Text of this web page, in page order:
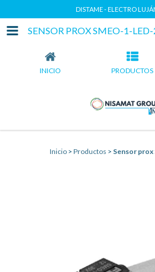
DISTAME - ELECTRO
SENSOR PROX SMEO-1-
INICIO PRODUCTOS
Inicio > Productos > Sensor prox